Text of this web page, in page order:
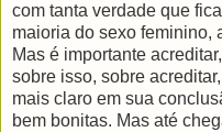
com tanta verdade que
maioria do sexo feminino,
Mas é importante
sobre isso, sobre
mais claro em sua
bem bonitas. Mas até